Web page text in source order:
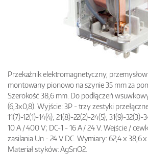
Przekaźnik elektromagnetyczny,
montowany pionowo na szynie 35 mm za
Szerokość 38,6 mm. Do podłączeń
(6,3x0,8). Wyjście: 3P - trzy zestyki
11(7)-12(1)-14(4); 21(8)-22(2)-24(5); 31(9)-32(3)-
10 A / 400 V; DC-1 - 16 A / 24 V. Wejście /
zasilania Un - 24 V DC. Wymiary: 62,4 x 38,6
Materiał styków: AgSnO2.